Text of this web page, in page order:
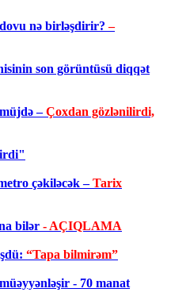
nə birləşdirir?–
son görüntüsü diqqət
–Çoxdan gözlənilirdi,
çəkiləcək –Tarix
bilər - AÇIQLAMA
“Tapa bilmirəm”
- 70 manat